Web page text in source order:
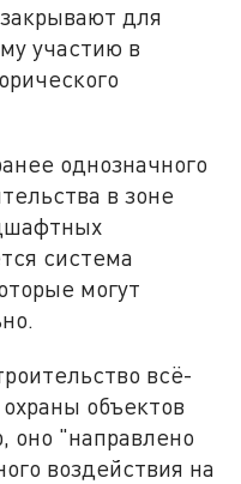
для
участию в
однозначного
в зоне
система
могут
всё-
объектов
оно "направлено
воздействия на